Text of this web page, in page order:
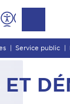
Service public